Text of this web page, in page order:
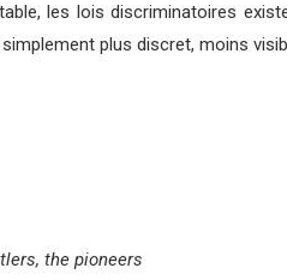
les lois discriminatoires
plus discret, moins
the pioneers